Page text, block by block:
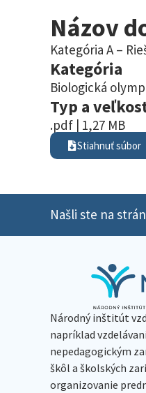
Názov
Kategória A –
Kategória
Biologická
Typ a
.pdf | 1,27 MB
Stiahnuť súbor
Našli ste na
Národný inštitút
napríklad
nepedagogickým
škôl a školských
organizovanie